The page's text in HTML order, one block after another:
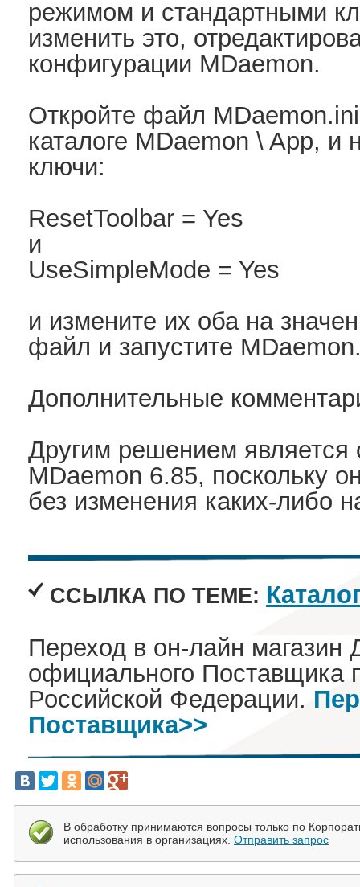
режимом и стандартными
изменить это,
конфигурации MDaemon.
Откройте файл
каталоге MDaemon \ App,
ключи:
ResetToolbar = Yes
и
UseSimpleMode = Yes
и измените их оба на
файл и запустите
Дополнительные
Другим решением является
MDaemon 6.85, поскольку
без изменения каких-либо
ССЫЛКА ПО ТЕМЕ:
Переход в он-лайн магазин
официального Поставщика
Российской Федерации.
Поставщика>>
В обработку принимаются вопросы только по
использования в организациях. Отправить запрос